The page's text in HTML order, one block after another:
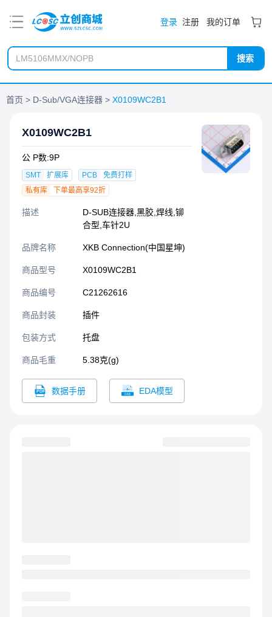
登录 注册 我的订单
搜索
首页 D-Sub/VGA连接器 X0109WC2B1
X0109WC2B1
公 P数:9P
SMT 扩展库 PCB
免费打样
私有库
下单最高享92折
描述
D-SUB连接器,黑胶,焊线,铆
合型,车针2U
品牌名称 XKB Connection(中国星坤)
商品型号 X0109WC2B1
商品编号 C21262616
商品封装 插件​
包装方式 托盘
商品毛重 5.38克(g)
数据手册 EDA模型